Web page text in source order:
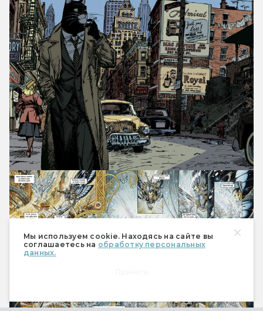
Мы используем cookie. Находясь на сайте вы
соглашаетесь на обработку персональных
данных.